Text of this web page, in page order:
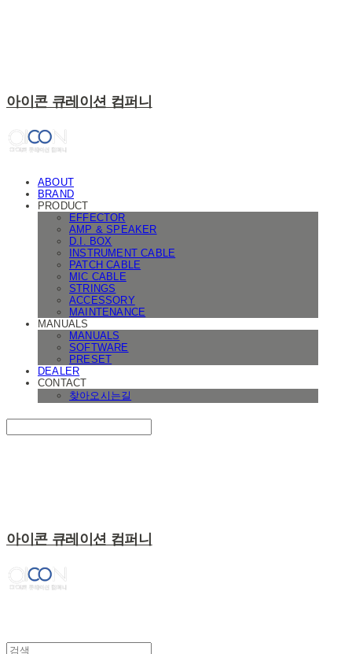
아이콘 큐레이션 컴퍼니
ABOUT
BRAND
PRODUCT
EFFECTOR
AMP & SPEAKER
D.I. BOX
INSTRUMENT CABLE
PATCH CABLE
MIC CABLE
STRINGS
ACCESSORY
MAINTENANCE
MANUALS
MANUALS
SOFTWARE
PRESET
DEALER
CONTACT
찾아오시는길
아이콘 큐레이션 컴퍼니